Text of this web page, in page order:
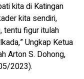
kita di Katingan
kita sendiri,
tentu figur itulah
Ungkap Ketua
Arton S. Dohong,
2023).